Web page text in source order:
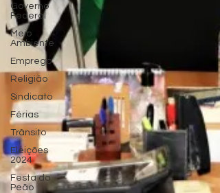
Governo
Federal
Meio
Ambiente
Emprego
Religião
Sindicato
Férias
Trânsito
Eleições
2024
Festa do
Peão